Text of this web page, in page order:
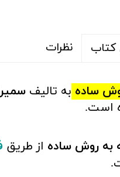
نظرات
ساده به تالیف
است.
به روش ساده از طریق